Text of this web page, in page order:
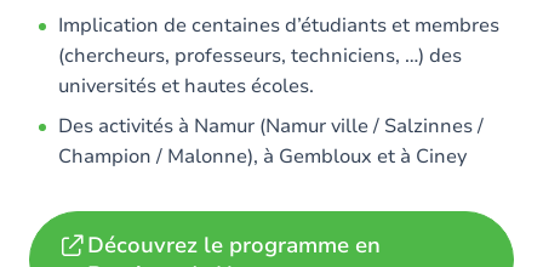
Implication de centaines d’étudiants et membres
(chercheurs, professeurs, techniciens, …) des
universités et hautes écoles.
Des activités à Namur (Namur ville / Salzinnes /
Champion / Malonne), à Gembloux et à Ciney
Découvrez le programme en